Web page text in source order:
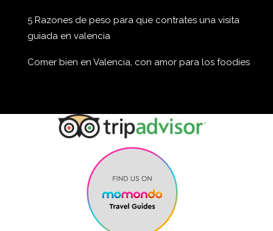
5 Razones de peso para que contrates una visita
guiada en valencia
Comer bien en Valencia, con amor para los foodies